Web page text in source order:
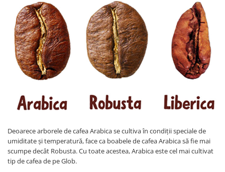
Deoarece arborele de cafea Arabica se cultiva în condiții speciale de
umiditate și temperatură, face ca boabele de cafea Arabica să fie mai
scumpe decât Robusta. Cu toate acestea, Arabica este cel mai cultivat
tip de cafea de pe Glob.